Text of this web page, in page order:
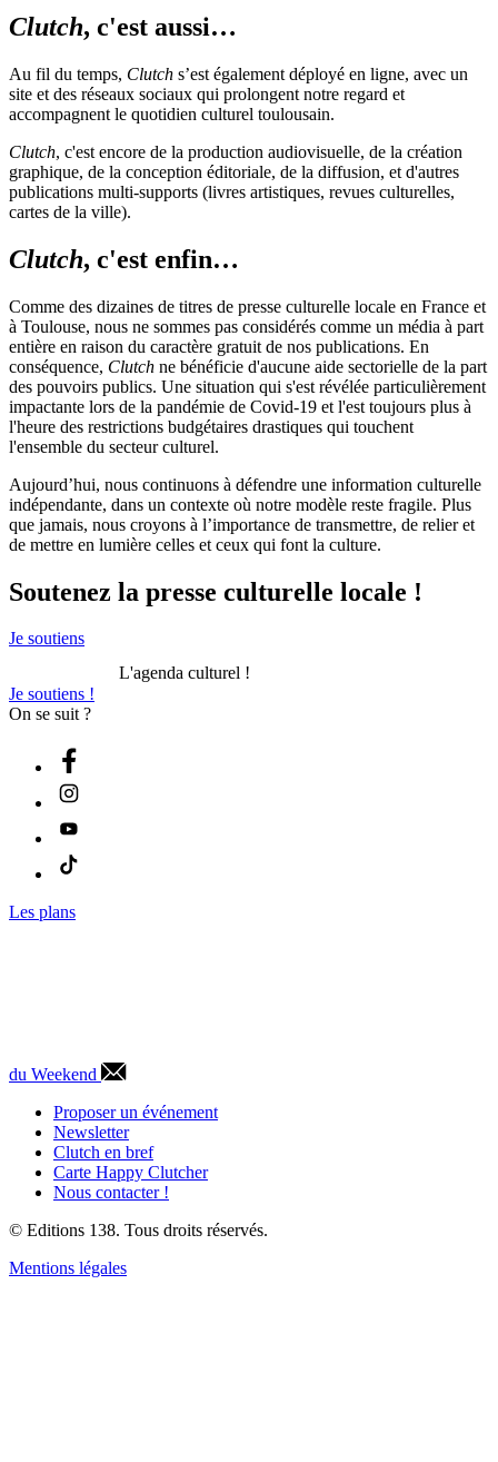
Clutch, c'est aussi…
Au fil du temps, Clutch s’est également déployé en ligne, avec un
site et des réseaux sociaux qui prolongent notre regard et
accompagnent le quotidien culturel toulousain.
Clutch, c'est encore de la production audiovisuelle, de la création
graphique, de la conception éditoriale, de la diffusion, et d'autres
publications multi-supports (livres artistiques, revues culturelles,
cartes de la ville).
Clutch, c'est enfin…
Comme des dizaines de titres de presse culturelle locale en France et
à Toulouse, nous ne sommes pas considérés comme un média à part
entière en raison du caractère gratuit de nos publications. En
conséquence, Clutch ne bénéficie d'aucune aide sectorielle de la part
des pouvoirs publics. Une situation qui s'est révélée particulièrement
impactante lors de la pandémie de Covid-19 et l'est toujours plus à
l'heure des restrictions budgétaires drastiques qui touchent
l'ensemble du secteur culturel.
Aujourd’hui, nous continuons à défendre une information culturelle
indépendante, dans un contexte où notre modèle reste fragile. Plus
que jamais, nous croyons à l’importance de transmettre, de relier et
de mettre en lumière celles et ceux qui font la culture.
Soutenez la presse culturelle locale !
Je soutiens
L'agenda culturel !
Je soutiens !
On se suit ?
Les plans
du Weekend
Proposer un événement
Newsletter
Clutch en bref
Carte Happy Clutcher
Nous contacter !
© Editions 138. Tous droits réservés.
Mentions légales